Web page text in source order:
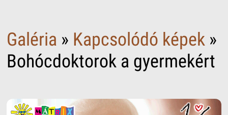
Galéria » Kapcsolódó képek»
Bohócdoktorok a gyermekért